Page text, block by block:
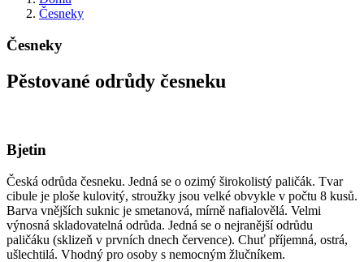
Česneky
Česneky
Pěstované odrůdy česneku
Bjetin
Česká odrůda česneku. Jedná se o ozimý širokolistý paličák. Tvar
cibule je ploše kulovitý, stroužky jsou velké obvykle v počtu 8 kusů.
Barva vnějších suknic je smetanová, mírně nafialovělá. Velmi
výnosná skladovatelná odrůda. Jedná se o nejranější odrůdu
paličáku (sklizeň v prvních dnech července). Chuť příjemná, ostrá,
ušlechtilá. Vhodný pro osoby s nemocným žlučníkem.